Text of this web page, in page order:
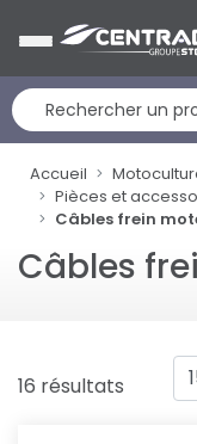
Accueil
Pièces et
Câbles frein
Câbles
16 résultats